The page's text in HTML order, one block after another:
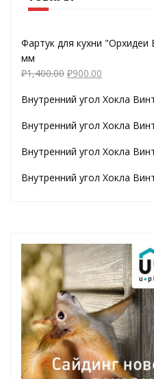
Фартук для кухни
мм
₽1,400.00 ₽900.00
Внутренний угол Хокла
Внутренний угол Хокла
Внутренний угол Хокла
Внутренний угол Хокла